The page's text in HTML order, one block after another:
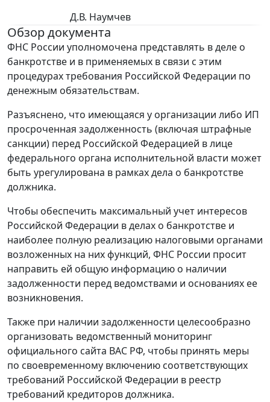
Д.В. Наумчев
Обзор документа
ФНС России уполномочена представлять в деле о
банкротстве и в применяемых в связи с этим
процедурах требования Российской Федерации по
денежным обязательствам.
Разъяснено, что имеющаяся у организации либо ИП
просроченная задолженность (включая штрафные
санкции) перед Российской Федерацией в лице
федерального органа исполнительной власти может
быть урегулирована в рамках дела о банкротстве
должника.
Чтобы обеспечить максимальный учет интересов
Российской Федерации в делах о банкротстве и
наиболее полную реализацию налоговыми органами
возложенных на них функций, ФНС России просит
направить ей общую информацию о наличии
задолженности перед ведомствами и основаниях ее
возникновения.
Также при наличии задолженности целесообразно
организовать ведомственный мониторинг
официального сайта ВАС РФ, чтобы принять меры
по своевременному включению соответствующих
требований Российской Федерации в реестр
требований кредиторов должника.